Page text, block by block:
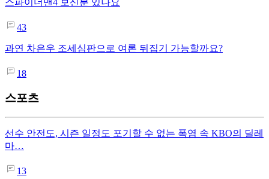
43
과연 차은우 조세심판으로 여론 뒤집기 가능할까요?
18
스포츠
선수 안전도, 시즌 일정도 포기할 수 없는 폭염 속 KBO의 딜레
마…
13